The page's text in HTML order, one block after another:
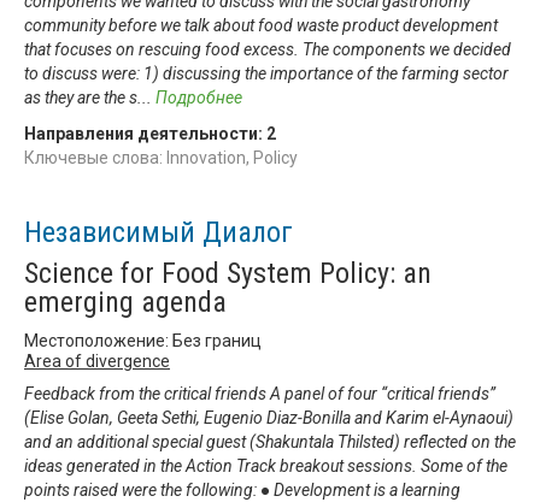
community before we talk about food waste product development
that focuses on rescuing food excess. The components we decided
to discuss were: 1) discussing the importance of the farming sector
as they are the s
Подробнее
Направления деятельности: 2
Ключевые слова: Innovation, Policy
Независимый Диалог
Science for Food System Policy: an
emerging agenda
Местоположение: Без границ
Area of divergence
Feedback from the critical friends A panel of four “critical friends”
(Elise Golan, Geeta Sethi, Eugenio Diaz-Bonilla and Karim el-Aynaoui)
and an additional special guest (Shakuntala Thilsted) reflected on the
ideas generated in the Action Track breakout sessions. Some of the
points raised were the following: ● Development is a learning